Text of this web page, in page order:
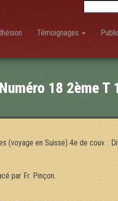
Témoignages
Numéro 18 2ème T
(voyage en Suisse) 4e de couv. :
par Fr. Pinçon.